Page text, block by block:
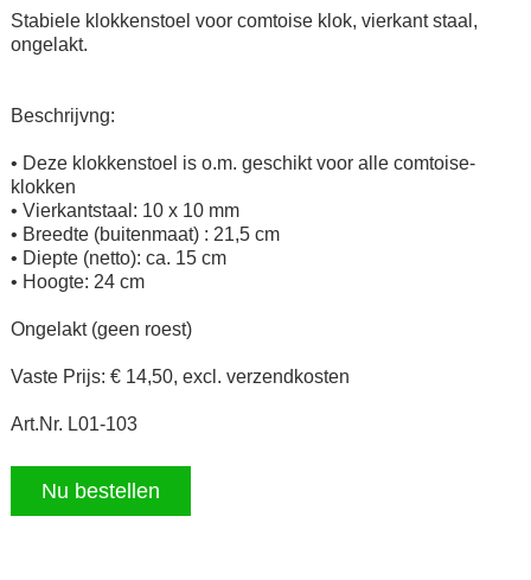
Stabiele klokkenstoel voor comtoise klok, vierkant staal,
ongelakt.
Beschrijvng:
• Deze klokkenstoel is o.m. geschikt voor alle comtoise-
klokken
• Vierkantstaal: 10 x 10 mm
• Breedte (buitenmaat) : 21,5 cm
• Diepte (netto): ca. 15 cm
• Hoogte: 24 cm
Ongelakt (geen roest)
Vaste Prijs: € 14,50, excl. verzendkosten
Art.Nr. L01-103
Nu bestellen